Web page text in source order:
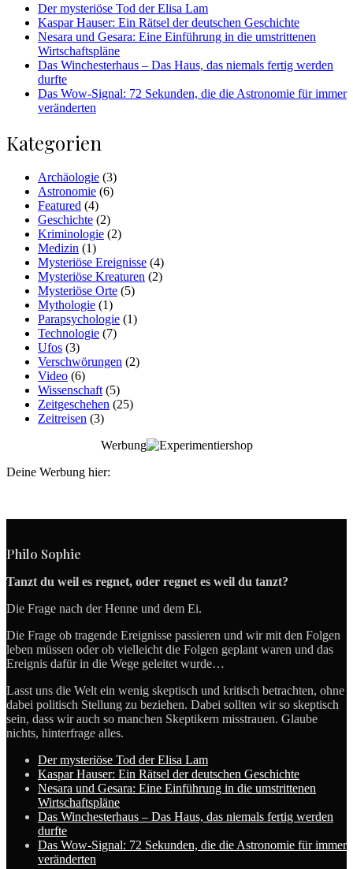
Der mysteriöse Tod der Elisa Lam
Kaspar Hauser: Ein Rätsel der deutschen Geschichte
Nesara und Gesara: Eine Einführung in die umstrittenen
Wirtschaftspläne
Das Winchesterhaus – Das Haus, das niemals fertig werden
durfte
Das Wow-Signal: 72 Sekunden, die die Astronomie für immer
veränderten
Kategorien
Archäologie (3)
Astronomie (6)
Featured (4)
Geschichte (2)
Kriminologie (2)
Medizin (1)
Mysteriöse Ereignisse (4)
Mysteriöse Kreaturen (2)
Mysteriöse Orte (5)
Mythologie (1)
Parapsychologie (1)
Technologie (7)
Ufos (3)
Verschwörungen (2)
Video (6)
Wissenschaft (5)
Zeitgeschehen (25)
Zeitreisen (3)
Werbung
Deine Werbung hier:
Philo Sophie
Tanzt du weil es regnet, oder regnet es weil du tanzt?
Die Frage nach der Henne und dem Ei.
Die Frage ob tragende Ereignisse passieren und wir mit den Folgen
leben müssen oder ob vielleicht die Folgen geplant waren und das
Ereignis dafür in die Wege geleitet wurde…
Lasst uns die Welt ein wenig skeptisch und kritisch betrachten, ohne
dabei politisch Stellung zu beziehen. Dabei sollten wir so skeptisch
sein, dass wir auch so manchen Skeptikern misstrauen. Glaube
nichts, hinterfrage alles.
Der mysteriöse Tod der Elisa Lam
Kaspar Hauser: Ein Rätsel der deutschen Geschichte
Nesara und Gesara: Eine Einführung in die umstrittenen
Wirtschaftspläne
Das Winchesterhaus – Das Haus, das niemals fertig werden
durfte
Das Wow-Signal: 72 Sekunden, die die Astronomie für immer
veränderten